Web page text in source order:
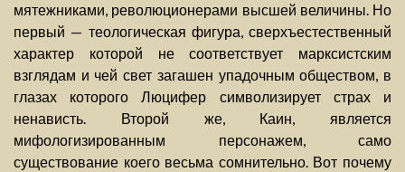
мятежниками, революционерами высшей величины. Но
первый — теологическая фигура, сверхъестественный
характер которой не соответствует марксистским
взглядам и чей свет загашен упадочным обществом, в
глазах которого Люцифер символизирует страх и
ненависть. Второй же, Каин, является
мифологизированным персонажем, само
существование коего весьма сомнительно. Вот почему